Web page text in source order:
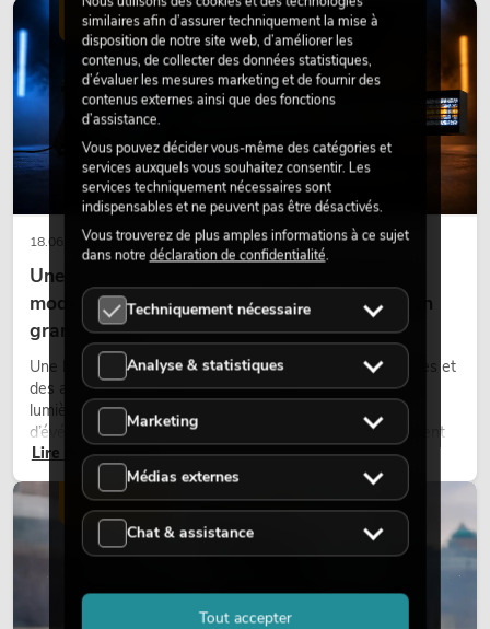
d’aménagement modernes.
18.06.2026
Une touche rétro dans un design d'éclairage
moderne : pourquoi la lumière chaude fait son
grand retour
Une lumière très chaude, des surfaces lumineuses visibles et
des accents colorés caractérisent de nombreux designs
lumière actuels sur les scènes, dans les clubs et lors
d’événements. La lumière rétro n’est pas un effet purement
nostalgique, mais un outil de conception utilisé de manière
ciblée : elle crée une atmosphère, donne du caractère aux
scènes et peut rendre les configurations LED techniques plus
émotionnelles.
Lire maintenant
ÉCLAIRAGE
ÉCLAIRAGE
similaires afin d’assurer techniquement la mise à
disposition de notre site web, d’améliorer les
contenus, de collecter des données statistiques,
d’évaluer les mesures marketing et de fournir des
contenus externes ainsi que des fonctions
d’assistance.
Vous pouvez décider vous-même des catégories et
services auxquels vous souhaitez consentir. Les
services techniquement nécessaires sont
indispensables et ne peuvent pas être désactivés.
Vous trouverez de plus amples informations à ce sujet
dans notre déclaration de confidentialité.
Techniquement nécessaire
Analyse & statistiques
Marketing
Médias externes
Chat & assistance
Tout accepter